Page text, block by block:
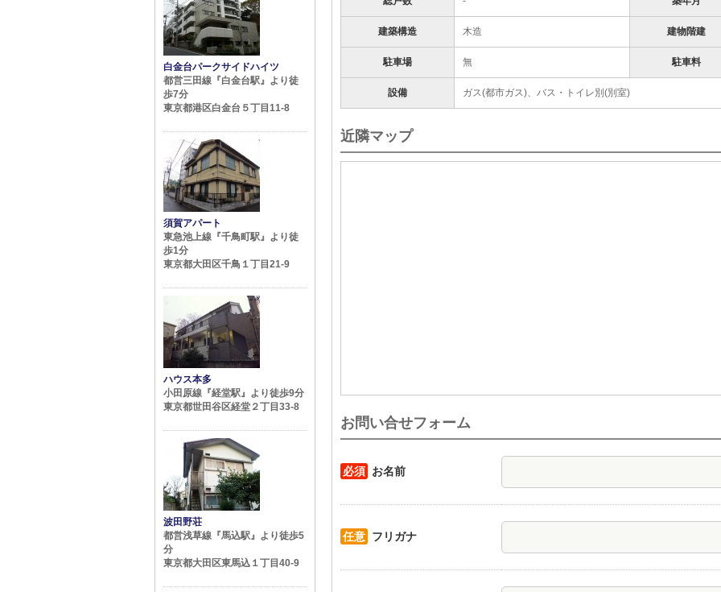
建築構造 木造 建物階建
駐車場 無 駐車料
設備 ガス(都市ガス)、バス・トイレ別(別室)
近隣マップ
お問い合せフォーム
必須 お名前
任意 フリガナ
白金台パークサイドハイツ
都営三田線『白金台駅』より徒
歩7分
東京都港区白金台５丁目11-8
須賀アパート
東急池上線『千鳥町駅』より徒
歩1分
東京都大田区千鳥１丁目21-9
ハウス本多
小田原線『経堂駅』より徒歩9分
東京都世田谷区経堂２丁目33-8
波田野荘
都営浅草線『馬込駅』より徒歩5
分
東京都大田区東馬込１丁目40-9